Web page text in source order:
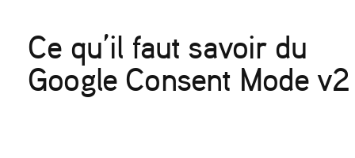
Ce qu’il faut savoir du
Google Consent Mode v2